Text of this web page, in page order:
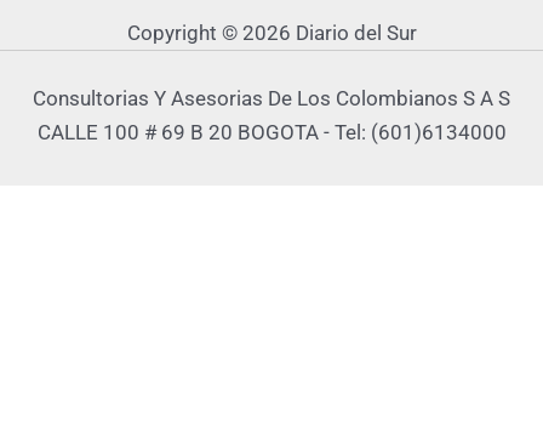
Copyright © 2026 Diario del Sur
Consultorias Y Asesorias De Los Colombianos S A S
CALLE 100 # 69 B 20 BOGOTA - Tel: (601)6134000